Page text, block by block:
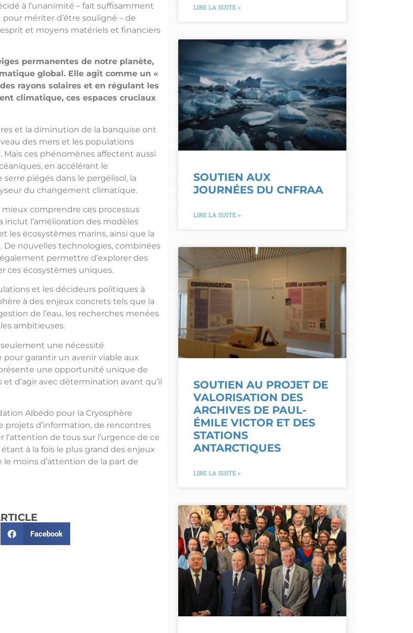
à l’unanimité – fait suffisamment
mériter d’être souligné – de
et moyens matériels et financiers
permanentes de notre planète,
global. Elle agit comme un «
rayons solaires et en régulant les
climatique, ces espaces cruciaux
et la diminution de la banquise ont
des mers et les populations
ces phénomènes affectent aussi
en accélérant le
piégés dans le pergélisol, la
du changement climatique.
comprendre ces processus
inclut l’amélioration des modèles
les écosystèmes marins, ainsi que la
De nouvelles technologies, combinées
permettre d’explorer des
ces écosystèmes uniques.
et les décideurs politiques à
à des enjeux concrets tels que la
de l’eau, les recherches menées
ambitieuses.
seulement une nécessité
garantir un avenir viable aux
une opportunité unique de
d’agir avec détermination avant qu’il
Albédo pour la Cryosphère
d’information, de rencontres
de tous sur l’urgence de ce
à la fois le plus grand des enjeux
moins d’attention de la part de
Facebook
LIRE LA SUITE »
SOUTIEN AUX
JOURNÉES DU CNFRAA
LIRE LA SUITE »
SOUTIEN AU PROJET DE
VALORISATION DES
ARCHIVES DE PAUL-
ÉMILE VICTOR ET DES
STATIONS
ANTARCTIQUES
LIRE LA SUITE »